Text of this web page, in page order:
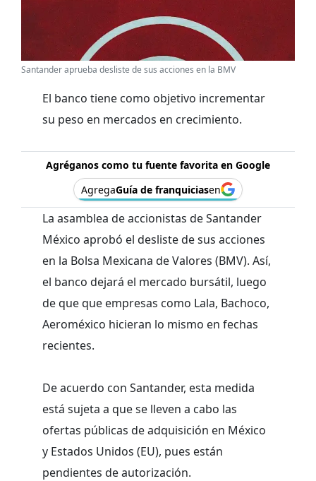
Santander aprueba desliste de sus acciones en la BMV
El banco tiene como objetivo incrementar
su peso en mercados en crecimiento.
Agréganos como tu fuente favorita en Google
AgregaGuía de franquiciasen
La asamblea de accionistas de Santander
México aprobó el desliste de sus acciones
en la Bolsa Mexicana de Valores (BMV). Así,
el banco dejará el mercado bursátil, luego
de que que empresas como Lala, Bachoco,
Aeroméxico hicieran lo mismo en fechas
recientes.
De acuerdo con Santander, esta medida
está sujeta a que se lleven a cabo las
ofertas públicas de adquisición en México
y Estados Unidos (EU), pues están
pendientes de autorización.